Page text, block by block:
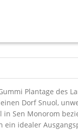
Plantage des
Dorf Snuol,
in Sen Monorom
ein idealer